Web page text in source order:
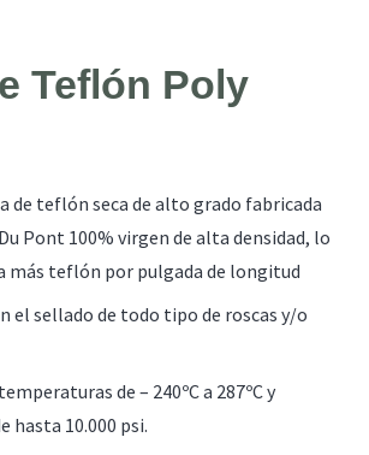
Teflón Poly
de teflón seca de alto grado fabricada
Pont 100% virgen de alta densidad, lo
más teflón por pulgada de longitud
el sellado de todo tipo de roscas y/o
de – 240ºC a 287ºC y
hasta 10.000 psi.